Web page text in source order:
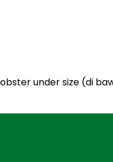
under size (di